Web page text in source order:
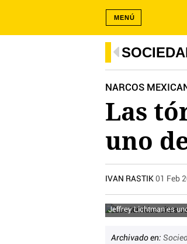
MENÚ
NARCOS
Las
uno
IVAN RASTIK 01 Feb
Jeffrey Lichtman es
Archivado en: